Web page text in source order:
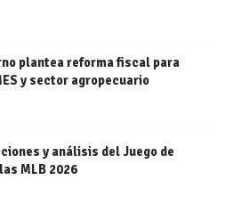
plantea reforma fiscal para
y sector agropecuario
y análisis del Juego de
MLB 2026